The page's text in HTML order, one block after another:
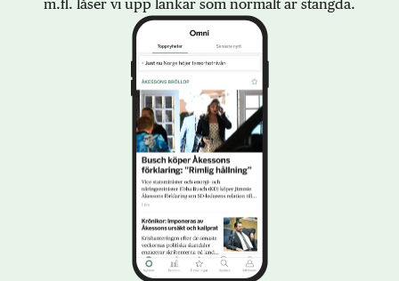
m.fl. låser vi upp länkar som normalt är stängda.